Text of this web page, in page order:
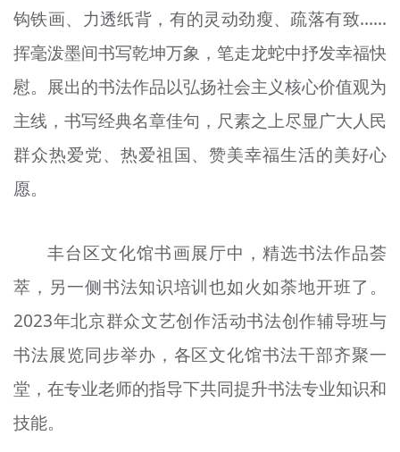
钩铁画、力透纸背，有的灵动劲瘦、疏落有致……
挥毫泼墨间书写乾坤万象，笔走龙蛇中抒发幸福快
慰。展出的书法作品以弘扬社会主义核心价值观为
主线，书写经典名章佳句，尺素之上尽显广大人民
群众热爱党、热爱祖国、赞美幸福生活的美好心
愿。
丰台区文化馆书画展厅中，精选书法作品荟
萃，另一侧书法知识培训也如火如荼地开班了。
2023年北京群众文艺创作活动书法创作辅导班与
书法展览同步举办，各区文化馆书法干部齐聚一
堂，在专业老师的指导下共同提升书法专业知识和
技能。